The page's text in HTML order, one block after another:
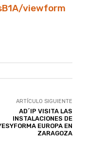
viewform
ARTÍCULO SIGUIENTE
AD´IP VISITA LAS
INSTALACIONES DE
EUROPA EN
ZARAGOZA